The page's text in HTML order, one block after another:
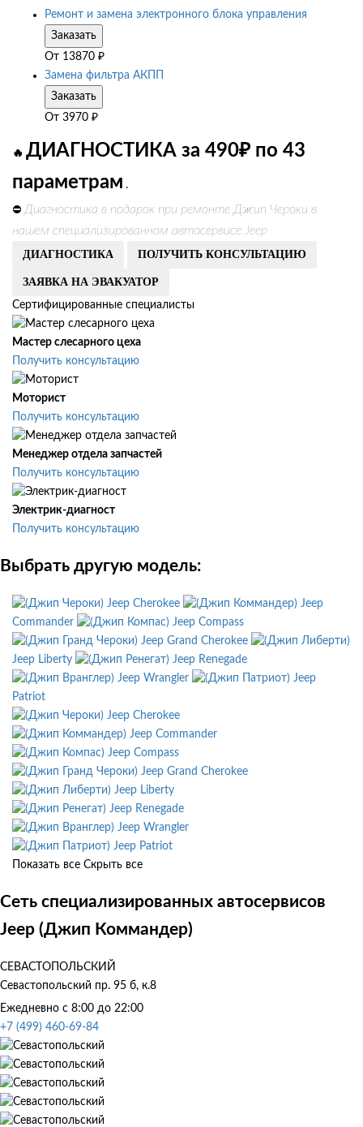
Ремонт и замена электронного блока управления
Заказать
От 13870 ₽
Замена фильтра АКПП
Заказать
От 3970 ₽
🔥 ДИАГНОСТИКА за 490₽ по 43
параметрам .
⛔ Диагностика в подарок при ремонте Джип Чероки в
нашем специализированном автосервисе Jeep
ДИАГНОСТИКА ПОЛУЧИТЬ КОНСУЛЬТАЦИЮ
ЗАЯВКА НА ЭВАКУАТОР
Сертифицированные специалисты
Мастер слесарного цеха
Получить консультацию
Моторист
Получить консультацию
Менеджер отдела запчастей
Получить консультацию
Электрик-диагност
Получить консультацию
Выбрать другую модель:
Jeep Cherokee
Jeep
Commander
Jeep Compass
Jeep Grand Cherokee
Jeep Liberty
Jeep Renegade
Jeep Wrangler
Jeep
Patriot
Jeep Cherokee
Jeep Commander
Jeep Compass
Jeep Grand Cherokee
Jeep Liberty
Jeep Renegade
Jeep Wrangler
Jeep Patriot
Показать все Скрыть все
Сеть специализированных автосервисов
Jeep (Джип Коммандер)
СЕВАСТОПОЛЬСКИЙ
Севастопольский пр. 95 б, к.8
Ежедневно с 8:00 до 22:00
+7 (499) 460-69-84